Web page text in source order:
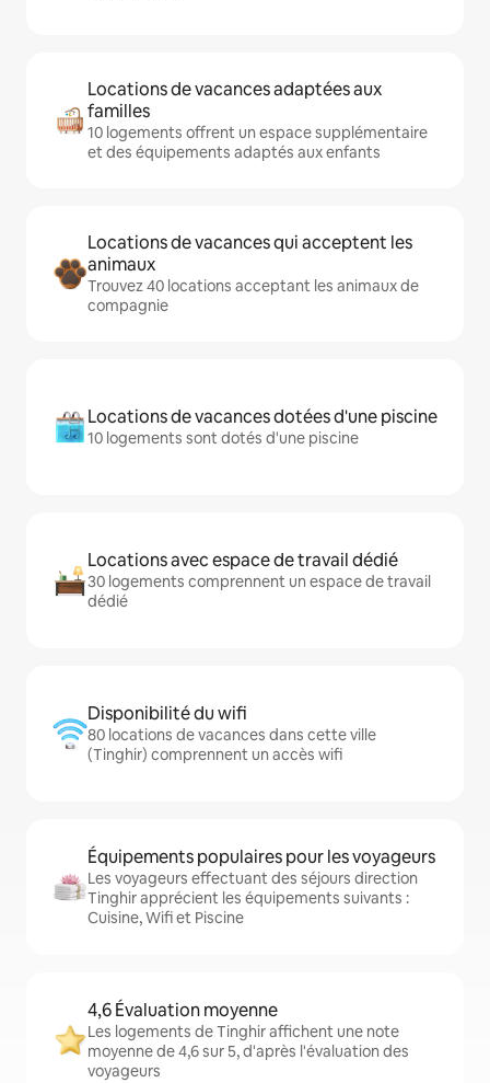
Locations de vacances adaptées aux
familles
10 logements offrent un espace supplémentaire
et des équipements adaptés aux enfants
Locations de vacances qui acceptent les
animaux
Trouvez 40 locations acceptant les animaux de
compagnie
Locations de vacances dotées d'une piscine
10 logements sont dotés d'une piscine
Locations avec espace de travail dédié
30 logements comprennent un espace de travail
dédié
Disponibilité du wifi
80 locations de vacances dans cette ville
(Tinghir) comprennent un accès wifi
Équipements populaires pour les voyageurs
Les voyageurs effectuant des séjours direction
Tinghir apprécient les équipements suivants :
Cuisine, Wifi et Piscine
4,6 Évaluation moyenne
Les logements de Tinghir affichent une note
moyenne de 4,6 sur 5, d'après l'évaluation des
voyageurs